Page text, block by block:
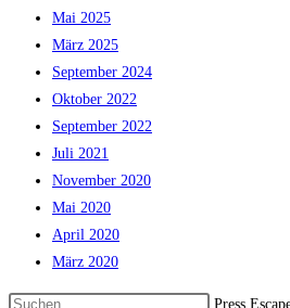
Mai 2025
März 2025
September 2024
Oktober 2022
September 2022
Juli 2021
November 2020
Mai 2020
April 2020
März 2020
Press